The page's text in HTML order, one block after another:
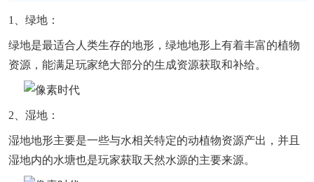
1、绿地：
绿地是最适合人类生存的地形，绿地地形上有着丰富的植物
资源，能满足玩家绝大部分的生成资源获取和补给。
2、湿地：
湿地地形主要是一些与水相关特定的动植物资源产出，并且
湿地内的水塘也是玩家获取天然水源的主要来源。